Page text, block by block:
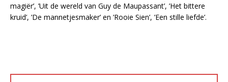
magiër’, ’Uit de wereld van Guy de Maupassant’, ’Het bittere
kruid’, ’De mannetjesmaker’ en ’Rooie Sien’, ’Een stille liefde’.